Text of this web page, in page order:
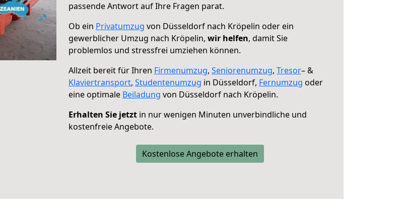
passende Antwort auf Ihre Fragen parat.
Ob ein Privatumzug von Düsseldorf nach Kröpelin oder ein
gewerblicher Umzug nach Kröpelin, wir helfen, damit Sie
problemlos und stressfrei umziehen können.
Allzeit bereit für Ihren Firmenumzug, Seniorenumzug, Tresor– &
Klaviertransport, Studentenumzug in Düsseldorf, Fernumzug oder
eine optimale Beiladung von Düsseldorf nach Kröpelin.
Erhalten Sie jetzt in nur wenigen Minuten unverbindliche und
kostenfreie Angebote.
Kostenlose Angebote erhalten